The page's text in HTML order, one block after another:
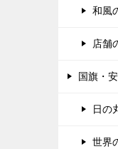
和風
店舗
国旗・
日の
世界